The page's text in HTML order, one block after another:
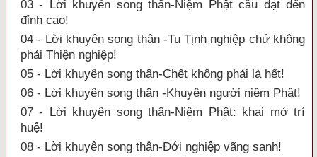
03 - Lời khuyên song thân-Niệm Phật cầu đạt đến
đỉnh cao!
04 - Lời khuyên song thân -Tu Tịnh nghiệp chứ không
phải Thiện nghiệp!
05 - Lời khuyên song thân-Chết không phải là hết!
06 - Lời khuyên song thân -Khuyên người niệm Phật!
07 - Lời khuyên song thân-Niệm Phật: khai mở trí
huệ!
08 - Lời khuyên song thân-Đới nghiệp vãng sanh!